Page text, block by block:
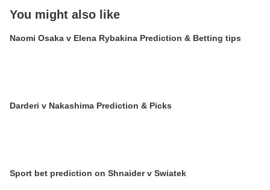
You might also like
Naomi Osaka v Elena Rybakina Prediction & Betting tips
Darderi v Nakashima Prediction & Picks
Sport bet prediction on Shnaider v Swiatek